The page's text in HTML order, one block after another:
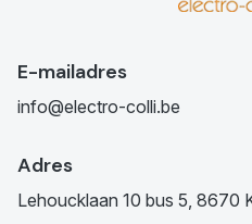
E-mailadres
info@electro-colli.be
Adres
Lehoucklaan 10 bus 5, 8670